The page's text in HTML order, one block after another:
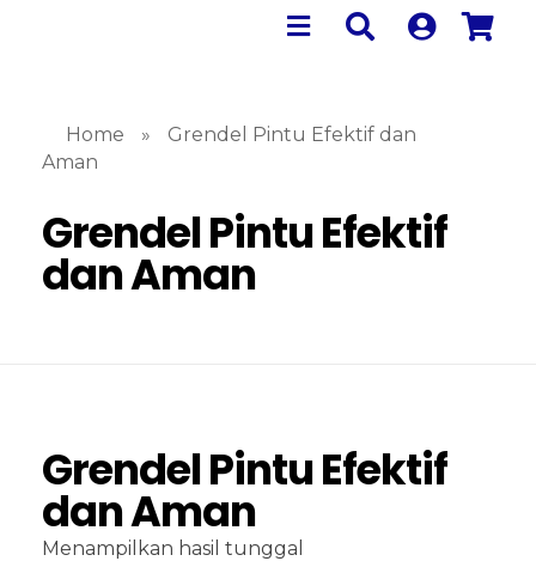
Home »
Grendel Pintu Efektif dan
Aman
Grendel Pintu Efektif
dan Aman
Grendel Pintu Efektif
dan Aman
Menampilkan hasil tunggal